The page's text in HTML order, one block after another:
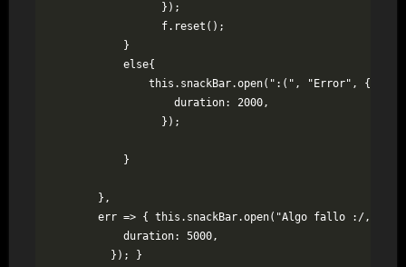
                  });
                  f.reset();
            }
            else{
                this.snackBar.open(":(", "Error", {
                    duration: 2000,
                  });
            }
        },
err => { this.snackBar.open("Algo fallo :/,
            duration: 5000,
          }); }